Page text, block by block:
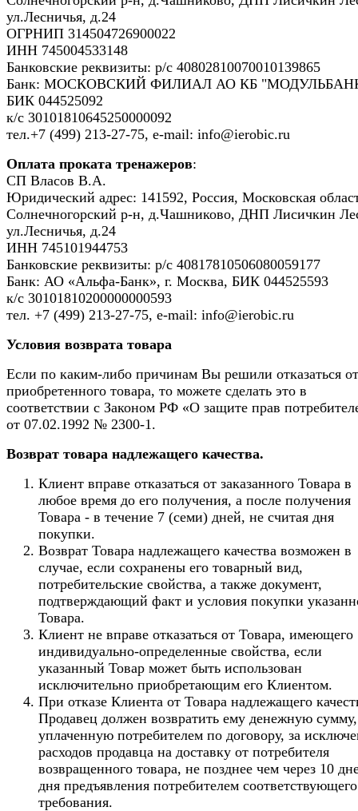
ул.Лесничья, д.24
ОГРНИП 314504726900022
ИНН 745004533148
Банковские реквизиты: р/с 40802810070010139865
Банк: МОСКОВСКИЙ ФИЛИАЛ АО КБ
БИК 044525092
к/с 30101810645250000092
тел.+7 (499) 213-27-75, e-mail: info@ierobic.ru
Оплата проката тренажеров:
СП Власов В.А.
Юридический адрес: 141592, Россия, Московская
Солнечногорский р-н, д.Чашниково, ДНП Лисичкин
ул.Лесничья, д.24
ИНН 745101944753
Банковские реквизиты: р/с 40817810506080059177
Банк: АО «Альфа-Банк», г. Москва, БИК 044525593
к/с 30101810200000000593
тел. +7 (499) 213-27-75, e-mail: info@ierobic.ru
Условия возврата товара
Если по каким-либо причинам Вы решили отказаться от
приобретенного товара, то можете сделать это в
соответствии с Законом РФ «О защите прав
от 07.02.1992 № 2300-1.
Возврат товара надлежащего качества.
Клиент вправе отказаться от заказанного Товара в
любое время до его получения, а после получения
Товара - в течение 7 (семи) дней, не считая дня
покупки.
Возврат Товара надлежащего качества возможен в
случае, если сохранены его товарный вид,
потребительские свойства, а также документ,
подтверждающий факт и условия покупки
Товара.
Клиент не вправе отказаться от Товара, имеющего
индивидуально-определенные свойства, если
указанный Товар может быть использован
исключительно приобретающим его Клиентом.
При отказе Клиента от Товара надлежащего
Продавец должен возвратить ему денежную сумму,
уплаченную потребителем по договору, за
расходов продавца на доставку от потребителя
возвращенного товара, не позднее чем через 10
дня предъявления потребителем соответствующего
требования.